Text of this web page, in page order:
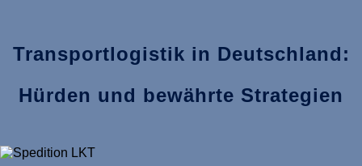
Transportlogistik in Deutschland:
Hürden und bewährte Strategien